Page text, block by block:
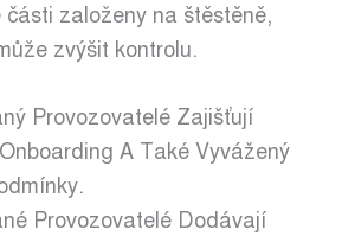
založeny na štěstěně,
zvýšit kontrolu.
Provozovatelé Zajišťují
A Také Vyvážený
Provozovatelé Dodávají